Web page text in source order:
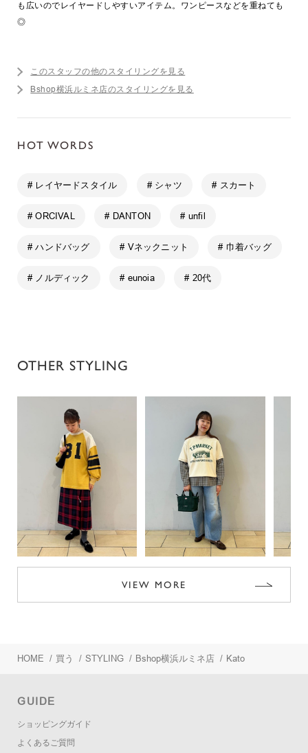
も広いのでレイヤードしやすいアイテム。ワンピースなどを重ねても
◎
このスタッフの他のスタイリングを見る
Bshop横浜ルミネ店のスタイリングを見る
HOT WORDS
# レイヤードスタイル # シャツ # スカート
# ORCIVAL # DANTON # unfil
# ハンドバッグ # Vネックニット # 巾着バッグ
# ノルディック # eunoia # 20代
OTHER STYLING
VIEW MORE
HOME / 買う / STYLING / Bshop横浜ルミネ店 / Kato
GUIDE
ショッピングガイド
よくあるご質問